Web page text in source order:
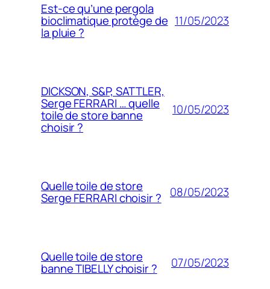
Est-ce qu’une pergola
bioclimatique protège de
la pluie ?
11/05/2023
DICKSON, S&P, SATTLER,
Serge FERRARI … quelle
toile de store banne
choisir ?
10/05/2023
Quelle toile de store
Serge FERRARI choisir ? 08/05/2023
Quelle toile de store
banne TIBELLY choisir ? 07/05/2023